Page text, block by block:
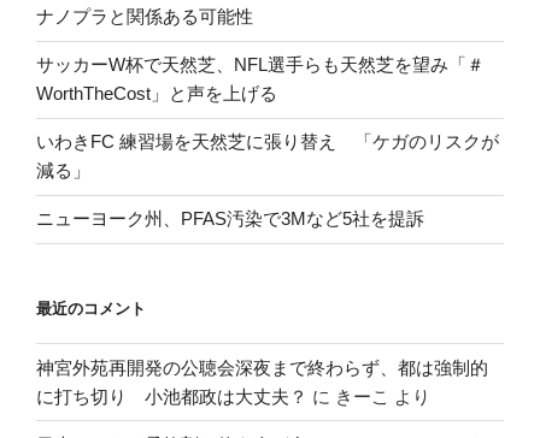
ナノプラと関係ある可能性
サッカーW杯で天然芝、NFL選手らも天然芝を望み「＃
WorthTheCost」と声を上げる
いわきFC 練習場を天然芝に張り替え 「ケガのリスクが
減る」
ニューヨーク州、PFAS汚染で3Mなど5社を提訴
最近のコメント
神宮外苑再開発の公聴会深夜まで終わらず、都は強制的
に打ち切り 小池都政は大丈夫？ に きーこ より